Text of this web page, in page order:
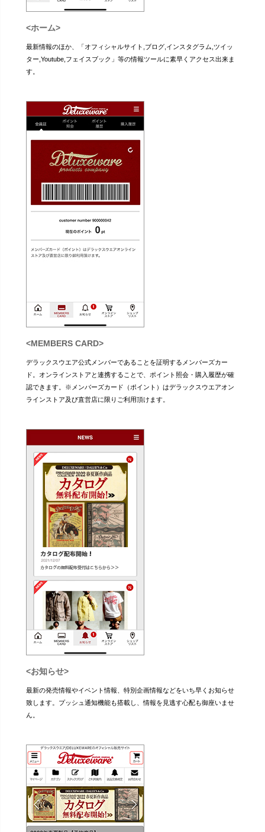
<ホーム>
最新情報のほか、「オフィシャルサイト,ブログ,インスタグラム,ツイッ
ター,Youtube,フェイスブック」等の情報ツールに素早くアクセス出来ま
す。
<MEMBERS CARD>
デラックスウエア公式メンバーであることを証明するメンバーズカー
ド。オンラインストアと連携することで、ポイント照会・購入履歴が確
認できます。※メンバーズカード（ポイント）はデラックスウエアオン
ラインストア及び直営店に限りご利用頂けます。
<お知らせ>
最新の発売情報やイベント情報、特別企画情報などをいち早くお知らせ
致します。プッシュ通知機能も搭載し、情報を見逃す心配も御座いませ
ん。